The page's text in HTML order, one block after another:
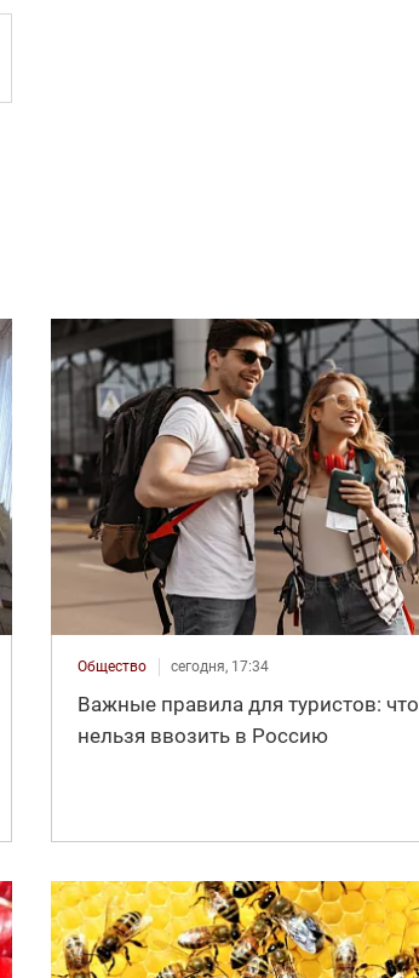
Общество сегодня, 17:34
Важные правила для туристов: что
нельзя ввозить в Россию